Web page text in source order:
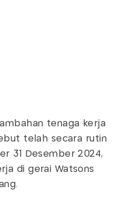
tenaga kerja
telah secara rutin
31 Desember 2024,
di gerai Watsons